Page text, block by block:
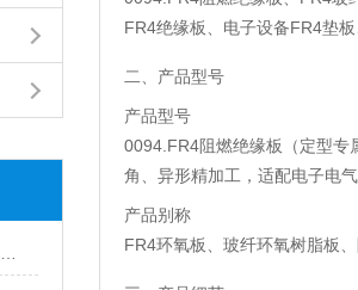
FR4绝缘板、电子设备FR4垫
二、产品型号
产品型号
0094.FR4阻燃绝缘板（定型专
角、异形精加工，适配电子电
产品别称
FR4环氧板、玻纤环氧树脂板